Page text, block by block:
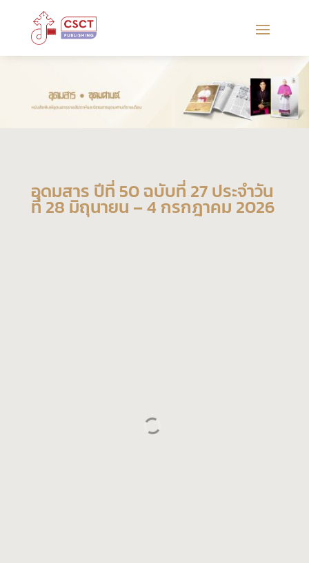
อุดมสาร ปีที่ 50 ฉบับที่ 27 ประจำวัน
ที่ 28 มิถุนายน – 4 กรกฎาคม 2026